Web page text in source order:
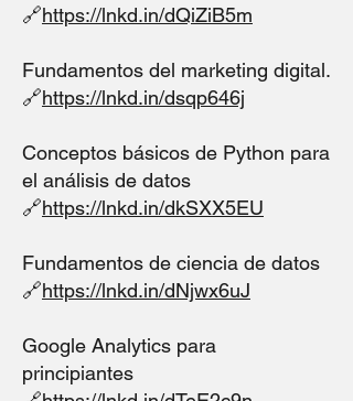
🔗https://lnkd.in/dQiZiB5m
Fundamentos del marketing digital.
🔗https://lnkd.in/dsqp646j
Conceptos básicos de Python para
el análisis de datos
🔗https://lnkd.in/dkSXX5EU
Fundamentos de ciencia de datos
🔗https://lnkd.in/dNjwx6uJ
Google Analytics para
principiantes